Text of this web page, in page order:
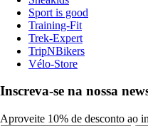
Sport is good
Training-Fit
Trek-Expert
TripNBikers
Vélo-Store
Inscreva-se na nossa
Aproveite 10% de desconto ao